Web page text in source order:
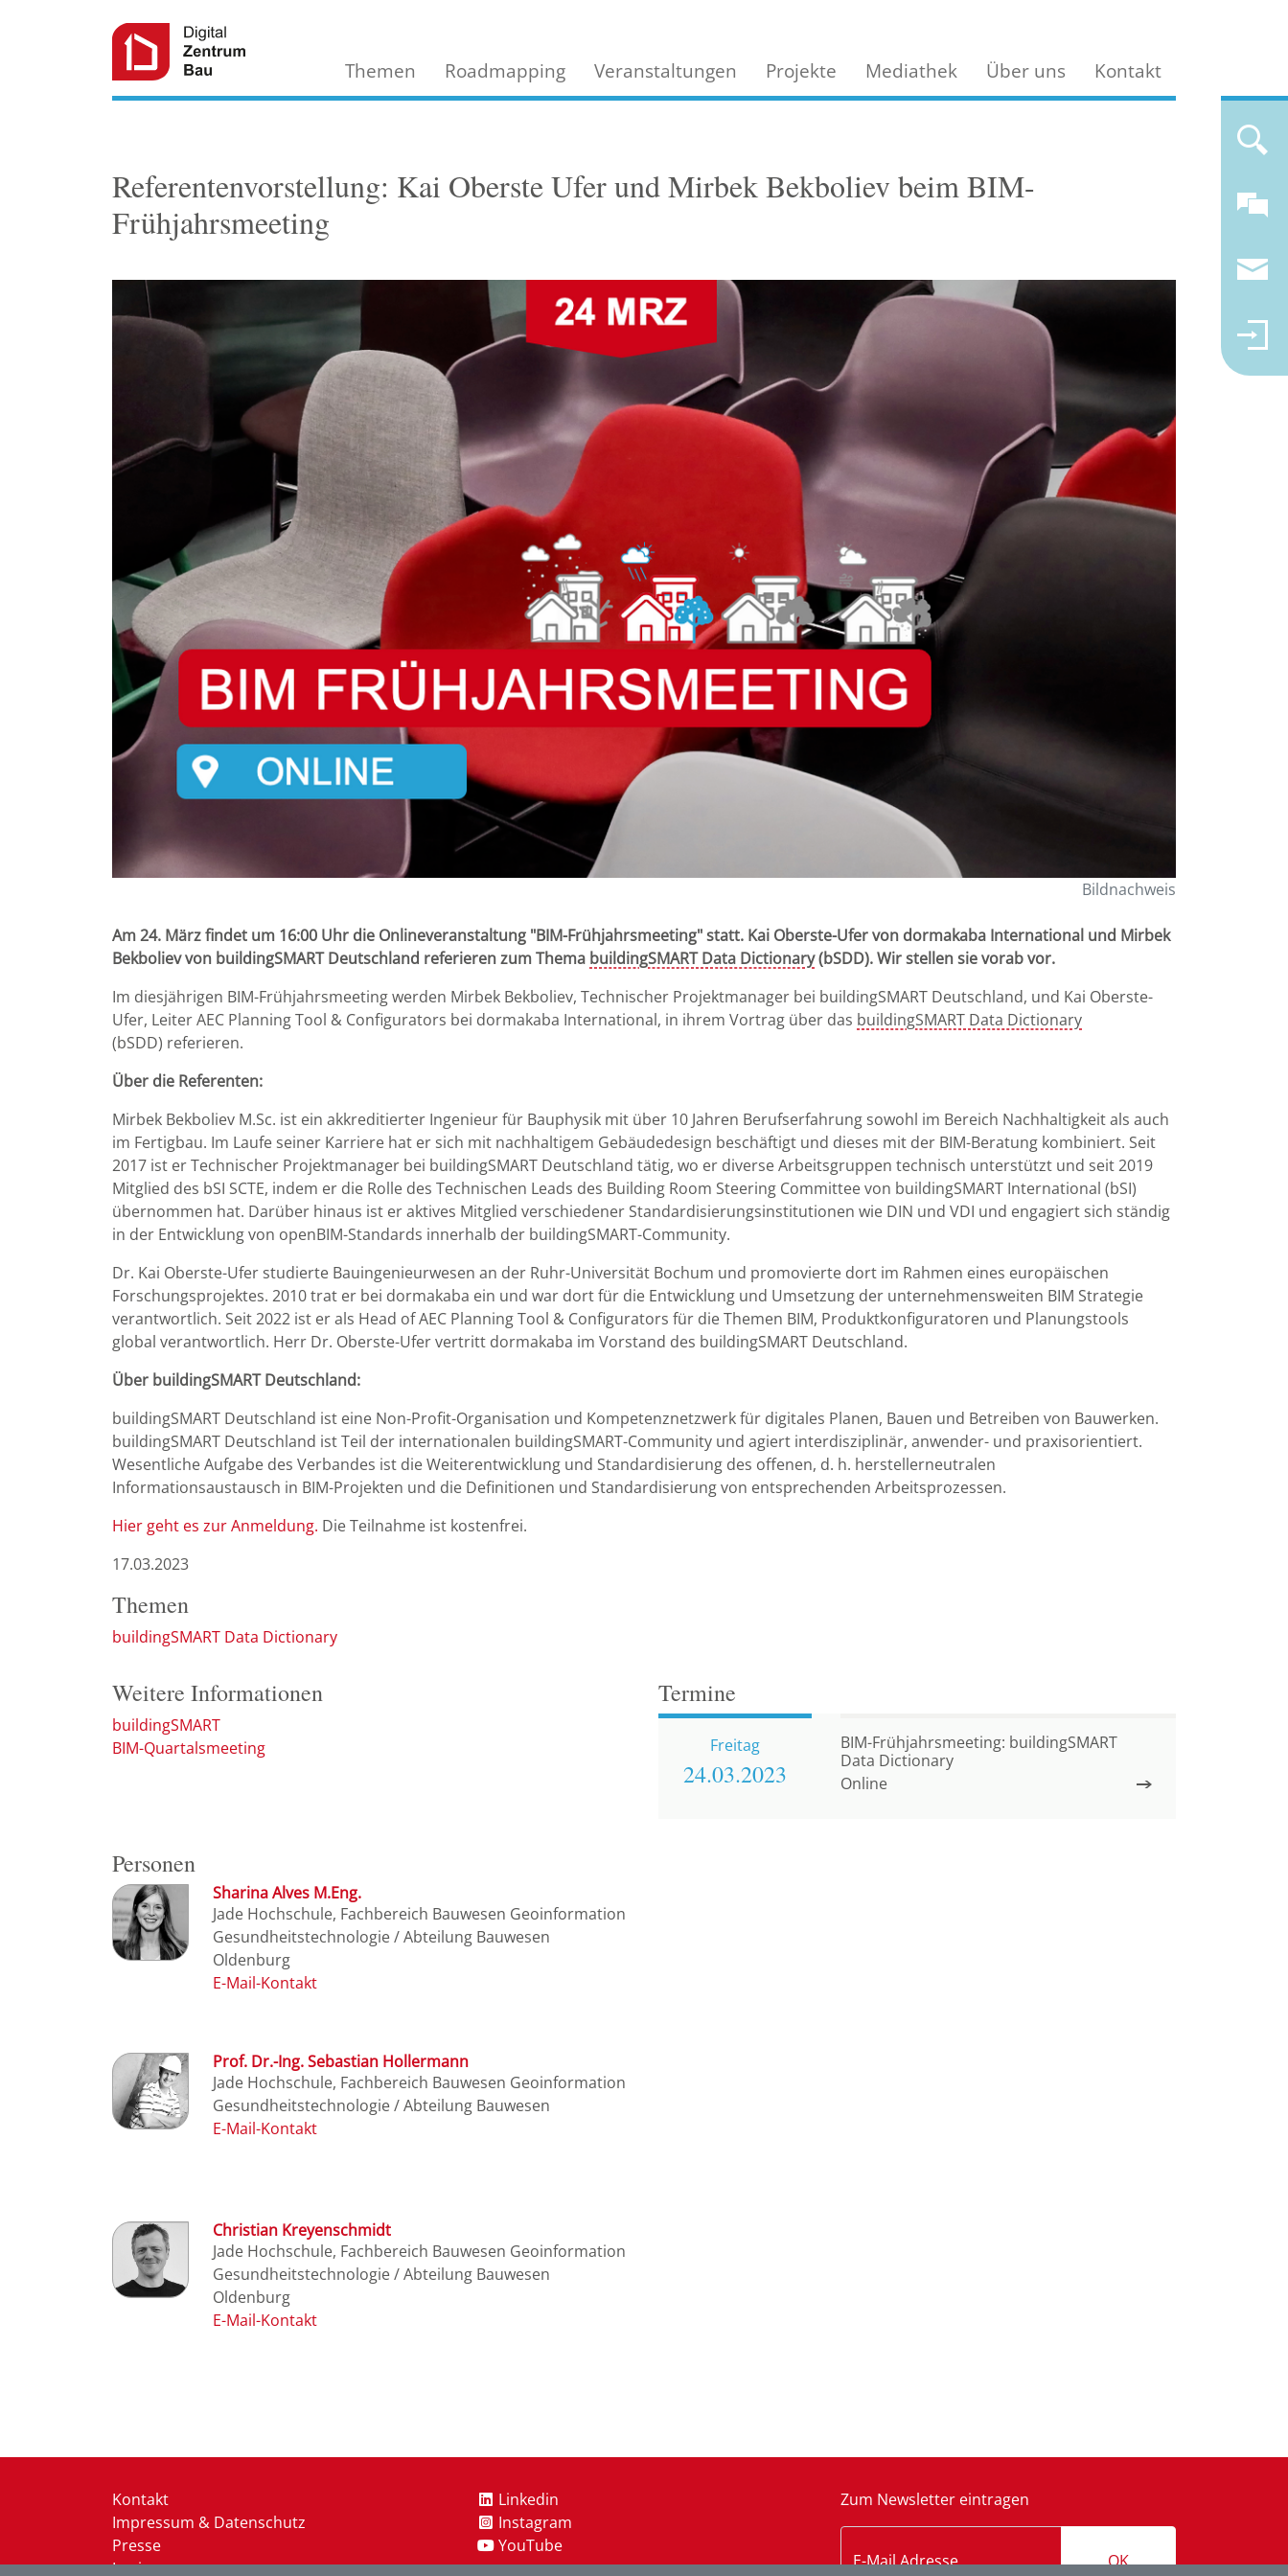
Themen Roadmapping Veranstaltungen Projekte Mediathek Über uns Kontakt
Referentenvorstellung: Kai Oberste Ufer und Mirbek Bekboliev beim BIM-
Frühjahrsmeeting
Bildnachweis
Am 24. März findet um 16:00 Uhr die Onlineveranstaltung "BIM-Frühjahrsmeeting" statt. Kai Oberste-Ufer von dormakaba International und Mirbek
Bekboliev von buildingSMART Deutschland referieren zum Thema buildingSMART Data Dictionary(bSDD). Wir stellen sie vorab vor.
Im diesjährigen BIM-Frühjahrsmeeting werden Mirbek Bekboliev, Technischer Projektmanager bei buildingSMART Deutschland, und Kai Oberste-
Ufer, Leiter AEC Planning Tool & Configurators bei dormakaba International, in ihrem Vortrag über das buildingSMART Data Dictionary
(bSDD) referieren.
Über die Referenten:
Mirbek Bekboliev M.Sc. ist ein akkreditierter Ingenieur für Bauphysik mit über 10 Jahren Berufserfahrung sowohl im Bereich Nachhaltigkeit als auch
im Fertigbau. Im Laufe seiner Karriere hat er sich mit nachhaltigem Gebäudedesign beschäftigt und dieses mit der BIM-Beratung kombiniert. Seit
2017 ist er Technischer Projektmanager bei buildingSMART Deutschland tätig, wo er diverse Arbeitsgruppen technisch unterstützt und seit 2019
Mitglied des bSI SCTE, indem er die Rolle des Technischen Leads des Building Room Steering Committee von buildingSMART International (bSI)
übernommen hat. Darüber hinaus ist er aktives Mitglied verschiedener Standardisierungsinstitutionen wie DIN und VDI und engagiert sich ständig
in der Entwicklung von openBIM-Standards innerhalb der buildingSMART-Community.
Dr. Kai Oberste-Ufer studierte Bauingenieurwesen an der Ruhr-Universität Bochum und promovierte dort im Rahmen eines europäischen
Forschungsprojektes. 2010 trat er bei dormakaba ein und war dort für die Entwicklung und Umsetzung der unternehmensweiten BIM Strategie
verantwortlich. Seit 2022 ist er als Head of AEC Planning Tool & Configurators für die Themen BIM, Produktkonfiguratoren und Planungstools
global verantwortlich. Herr Dr. Oberste-Ufer vertritt dormakaba im Vorstand des buildingSMART Deutschland.
Über buildingSMART Deutschland:
buildingSMART Deutschland ist eine Non-Profit-Organisation und Kompetenznetzwerk für digitales Planen, Bauen und Betreiben von Bauwerken.
buildingSMART Deutschland ist Teil der internationalen buildingSMART-Community und agiert interdisziplinär, anwender- und praxisorientiert.
Wesentliche Aufgabe des Verbandes ist die Weiterentwicklung und Standardisierung des offenen, d. h. herstellerneutralen
Informationsaustausch in BIM-Projekten und die Definitionen und Standardisierung von entsprechenden Arbeitsprozessen.
Hier geht es zur Anmeldung. Die Teilnahme ist kostenfrei.
17.03.2023
Themen
buildingSMART Data Dictionary
Termine
Freitag
24.03.2023 Online
BIM-Frühjahrsmeeting: buildingSMART
Data Dictionary
Weitere Informationen
buildingSMART
BIM-Quartalsmeeting
Personen
Sharina Alves M.Eng.
Jade Hochschule, Fachbereich Bauwesen Geoinformation
Gesundheitstechnologie / Abteilung Bauwesen
Oldenburg
Prof. Dr.-Ing. Sebastian Hollermann
Jade Hochschule, Fachbereich Bauwesen Geoinformation
Gesundheitstechnologie / Abteilung Bauwesen
Christian Kreyenschmidt
Jade Hochschule, Fachbereich Bauwesen Geoinformation
Gesundheitstechnologie / Abteilung Bauwesen
Oldenburg
Kontakt
Impressum & Datenschutz
Presse
Login
Linkedin
Instagram
YouTube
Zum Newsletter eintragen
OK